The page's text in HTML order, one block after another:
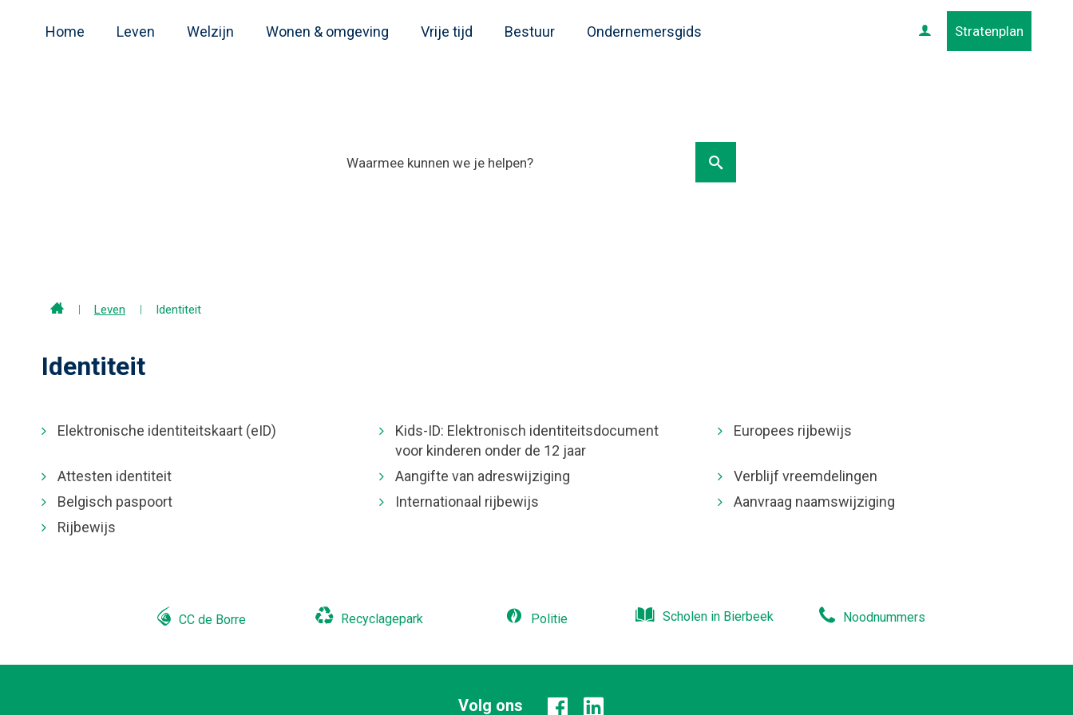
Home Leven Welzijn Wonen & omgeving Vrije tijd Bestuur Ondernemersgids
Stratenplan
Profiel
HomeLeven Identiteit
Identiteit
Of
je
op
zoek
naar
Elektronische identiteitskaart (eID)
Kids-ID: Elektronisch identiteitsdocument
voor kinderen onder de 12 jaar
Europees rijbewijs
Attesten identiteit Aangifte van adreswijziging
Verblijf vreemdelingen
Belgisch paspoort
Internationaal rijbewijs
Aanvraag naamswijziging
Rijbewijs
CC de Borre Recyclagepark Politie Scholen in Bierbeek Noodnummers
Volg ons FacebookLinkedin